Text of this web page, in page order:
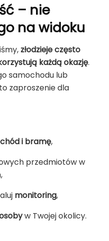
– nie
na widoku
złodzieje często
każdą okazję.
samochodu lub
zaproszenie dla
i bramę,
przedmiotów w
monitoring,
w Twojej okolicy.